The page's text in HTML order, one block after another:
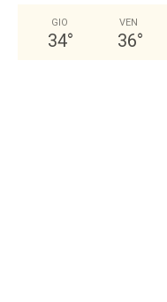
GIO
34°
VEN
36°